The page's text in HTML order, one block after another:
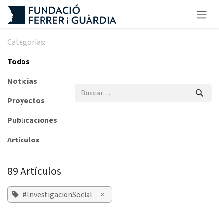
Ir al contenido
Categorías:
Todos
Noticias
Proyectos
Publicaciones
Artículos
89 Artículos
#InvestigacionSocial ×